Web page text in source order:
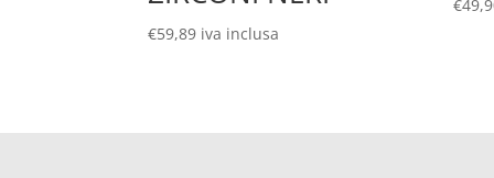
€59,89 iva inclusa
€